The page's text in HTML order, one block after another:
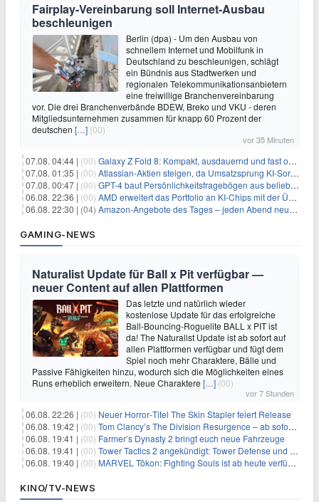
Fairplay-Vereinbarung soll Internet-Ausbau
beschleunigen
Berlin (dpa) - Um den Ausbau von
schnellem Internet und Mobilfunk in
Deutschland zu beschleunigen, schlägt
ein Bündnis aus Stadtwerken und
regionalen Telekommunikationsanbietern
eine freiwillige Branchenvereinbarung
vor. Die drei Branchenverbände BDEW, Breko und VKU - deren
Mitgliedsunternehmen zusammen für knapp 60 Prozent der
deutschen […] (00)
vor 35 Minuten
07.08. 04:44 | (00) Galaxy Z Fold 8: Kompakt, ausdauernd und fast ohne Falte
07.08. 01:35 | (00) Atlassian-Aktien steigen, da Umsatzsprung KI-Sorgen dämpft
07.08. 00:47 | (00) GPT-4 baut Persönlichkeitsfragebögen aus beliebigen Texten und sagt Antworten voraus
06.08. 22:36 | (00) AMD erweitert das Portfolio an KI-Chips mit der Übernahme von Taalas
06.08. 22:30 | (04) Amazon-Angebote des Tages – jeden Abend neue Deals zum Stöbern
GAMING-NEWS
Naturalist Update für Ball x Pit verfügbar —
neuer Content auf allen Plattformen
Das letzte und natürlich wieder
kostenlose Update für das erfolgreiche
Ball-Bouncing-Roguelite BALL x PIT ist
da! The Naturalist Update ist ab sofort auf
allen Plattformen verfügbar und fügt dem
Spiel noch mehr Charaktere, Bälle und
Passive Fähigkeiten hinzu, wodurch sich die Möglichkeiten eines
Runs erheblich erweitern. Neue Charaktere […] (00)
vor 7 Stunden
06.08. 22:26 | (00) Neuer Horror‑Titel The Skin Stapler feiert Release
06.08. 19:42 | (00) Tom Clancy’s The Division Resurgence – ab sofort für euch verfügbar
06.08. 19:41 | (00) Farmer’s Dynasty 2 bringt euch neue Fahrzeuge
06.08. 19:41 | (00) Tower Tactics 2 angekündigt: Tower Defense und Deckbuilding Kombo kehrt zurück
06.08. 19:40 | (00) MARVEL Tōkon: Fighting Souls ist ab heute verfügbar
KINO/TV-NEWS